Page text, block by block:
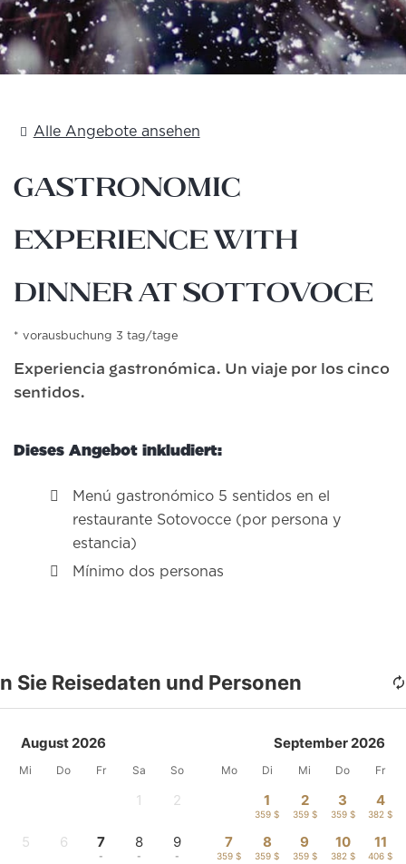
Alle Angebote ansehen
Gastronomic
experience with
dinner at Sottovoce
vorausbuchung 3 tag/tage
Experiencia gastronómica. Un viaje por los cinco
sentidos.
Dieses Angebot inkludiert:
Menú gastronómico 5 sentidos en el
restaurante Sotovocce (por persona y
estancia)
Mínimo dos personas
Sie Reisedaten und Personen
August 2026
Mi Do Fr Sa So
1 2
5 6 7
-
8
-
9
-
September 2026
Mo Di Mi Do Fr
1
359 $
2
359 $
3
359 $
4
382 $
7
359 $
8
359 $
9
359 $
10
382 $
11
406 $